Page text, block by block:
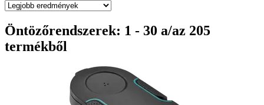
Öntözőrendszerek: 1 - 30 a/az 205
termékből